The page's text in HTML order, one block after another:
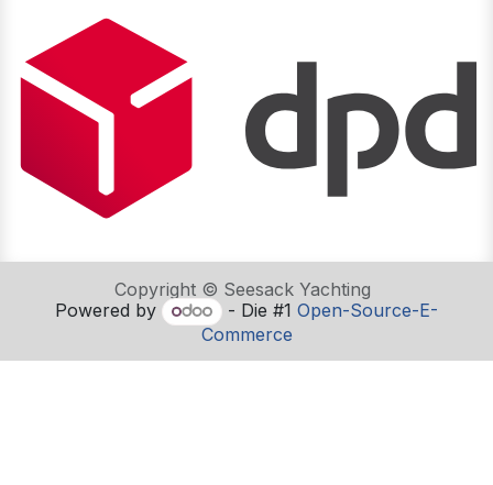
Copyright © Seesack Yachting
Powered by
- Die #1 Open-Source-E-
Commerce